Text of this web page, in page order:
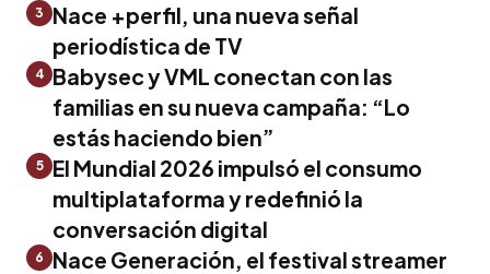
3
Nace +perfil, una nueva señal
periodística de TV
4 Babysec y VML conectan con las
familias en su nueva campaña: “Lo
estás haciendo bien”
5
El Mundial 2026 impulsó el consumo
multiplataforma y redefinió la
conversación digital
6
Nace Generación, el festival streamer